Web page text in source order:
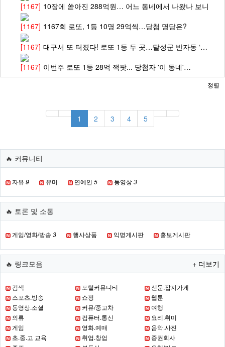
[1167] 10장에 쏟아진 288억원… 어느 동네에서 나왔나 보니
[1167] 1167회 로또, 1등 10명 29억씩…당첨 명당은?
[1167] 대구서 또 터졌다! 로또 1등 두 곳…달성군 반자동 ‘…
[1167] 이번주 로또 1등 28억 잭팟... 당첨자 '이 동네'…
정렬
1 2 3 4 5
🔥 커뮤니티
자유 9 유머 연예인 5 동영상3
🔥 토론 및 소통
게임/영화/방송 3 행사상품 익명게시판 홍보게시판
🔥 링크모음 + 더보기
검색 포털커뮤니티
신문.잡지가게
스포츠.방송
쇼핑
웹툰
동영상.소셜
커뮤/중고차
여행
의류
컴퓨터.통신
요리.취미
게임
영화.예매
음악.사진
초.중.고 교육
취업.창업
증권회사